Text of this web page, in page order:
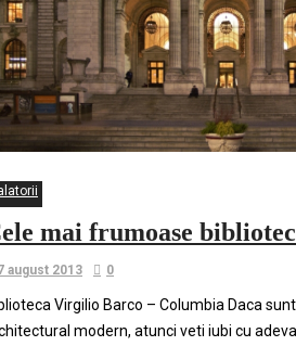
mai frumoase
august 2013 0
Virgilio Barco – Columbia Daca
modern, atunci veti iubi cu